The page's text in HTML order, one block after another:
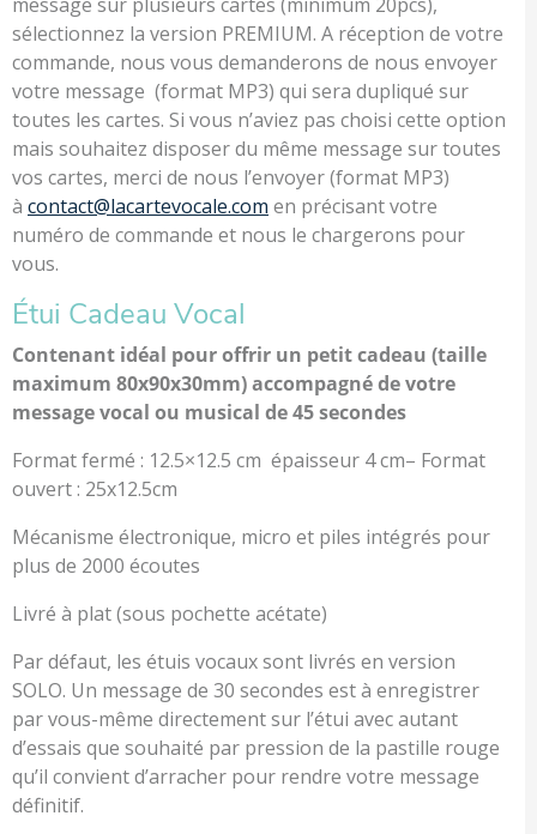
sélectionnez la version PREMIUM. A réception de votre
commande, nous vous demanderons de nous envoyer
votre message (format MP3) qui sera dupliqué sur
toutes les cartes. Si vous n’aviez pas choisi cette option
mais souhaitez disposer du même message sur toutes
vos cartes, merci de nous l’envoyer (format MP3)
à contact@lacartevocale.com en précisant votre
numéro de commande et nous le chargerons pour
vous.
Étui Cadeau Vocal
Contenant idéal pour offrir un petit cadeau (taille
maximum 80x90x30mm) accompagné de votre
message vocal ou musical de 45 secondes
Format fermé : 12.5×12.5 cm épaisseur 4 cm– Format
ouvert : 25x12.5cm
Mécanisme électronique, micro et piles intégrés pour
plus de 2000 écoutes
Livré à plat (sous pochette acétate)
Par défaut, les étuis vocaux sont livrés en version
SOLO. Un message de 30 secondes est à enregistrer
par vous-même directement sur l’étui avec autant
d’essais que souhaité par pression de la pastille rouge
qu’il convient d’arracher pour rendre votre message
définitif.